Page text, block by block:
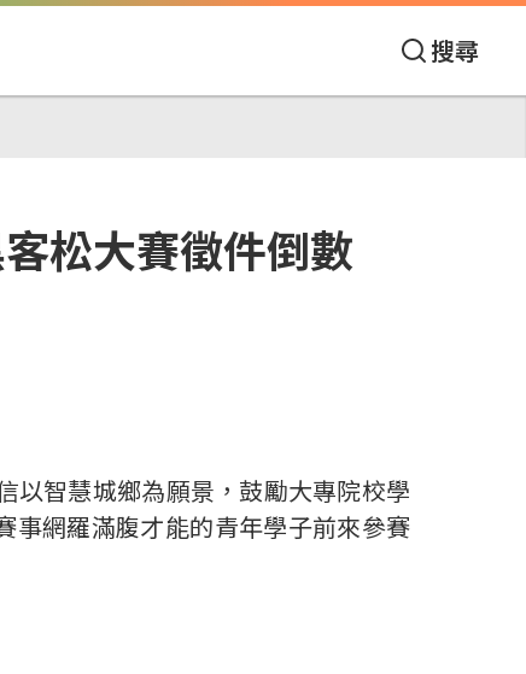
搜尋
松大賽徵件倒數
以智慧城鄉為願景，鼓勵大專院校學
事網羅滿腹才能的青年學子前來參賽